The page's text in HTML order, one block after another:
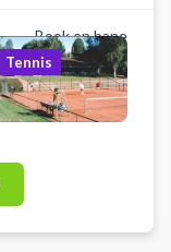
Book en bane
Tennis